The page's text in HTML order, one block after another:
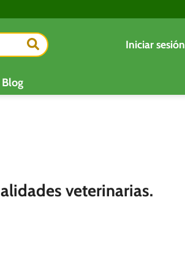
Iniciar sesión
Blog
veterinarias.